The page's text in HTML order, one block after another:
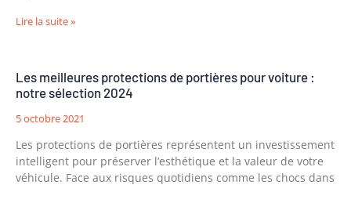
Lire la suite »
Les meilleures protections de portières pour voiture :
notre sélection 2024
5 octobre 2021
Les protections de portières représentent un investissement
intelligent pour préserver l’esthétique et la valeur de votre
véhicule. Face aux risques quotidiens comme les chocs dans